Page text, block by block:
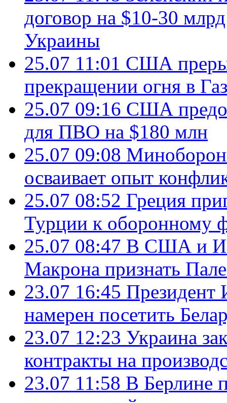
договор на $10-30
Украины
25.07 11:01 США
прекращении огня в
25.07 09:16 США
для ПВО на $180 млн
25.07 09:08
осваивает опыт
25.07 08:52 Греция
Турции к оборонному
25.07 08:47 В США и
Макрона признать
23.07 16:45 Президент
намерен посетить
23.07 12:23 Украина
контракты на
23.07 11:58 В Берлине